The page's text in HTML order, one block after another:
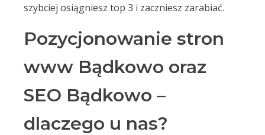
szybciej osiągniesz top 3 i zaczniesz zarabiać.
Pozycjonowanie stron
www Bądkowo oraz
SEO Bądkowo –
dlaczego u nas?